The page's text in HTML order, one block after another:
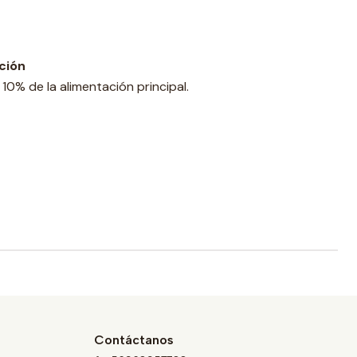
de la alimentación principal.
Contáctanos